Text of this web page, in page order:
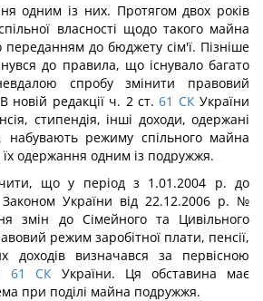
одним із них. Протягом двох років
власності щодо такого майна
переданням до бюджету сім'ї. Пізніше
до правила, що існувало багато
спробу змінити правовий
новій редакції ч. 2 ст. 61 СКУкраїни
стипендія, інші доходи, одержані
режиму спільного майна
одержання одним із подружжя.
що у період з 1.01.2004 р. до
України від 22.12.2006 р. №
змін до Сімейного та Цивільного
режим заробітної плати, пенсії,
доходів визначався за первісною
61 СК України. Ця обставина має
при поділі майна подружжя.